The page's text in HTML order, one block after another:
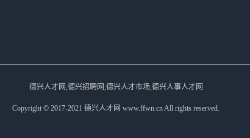
德兴人才网,德兴招聘网,德兴人才市场,德兴人事人才网
Copyright © 2017-2021 德兴人才网 www.ffwn.cn All rights reserved.